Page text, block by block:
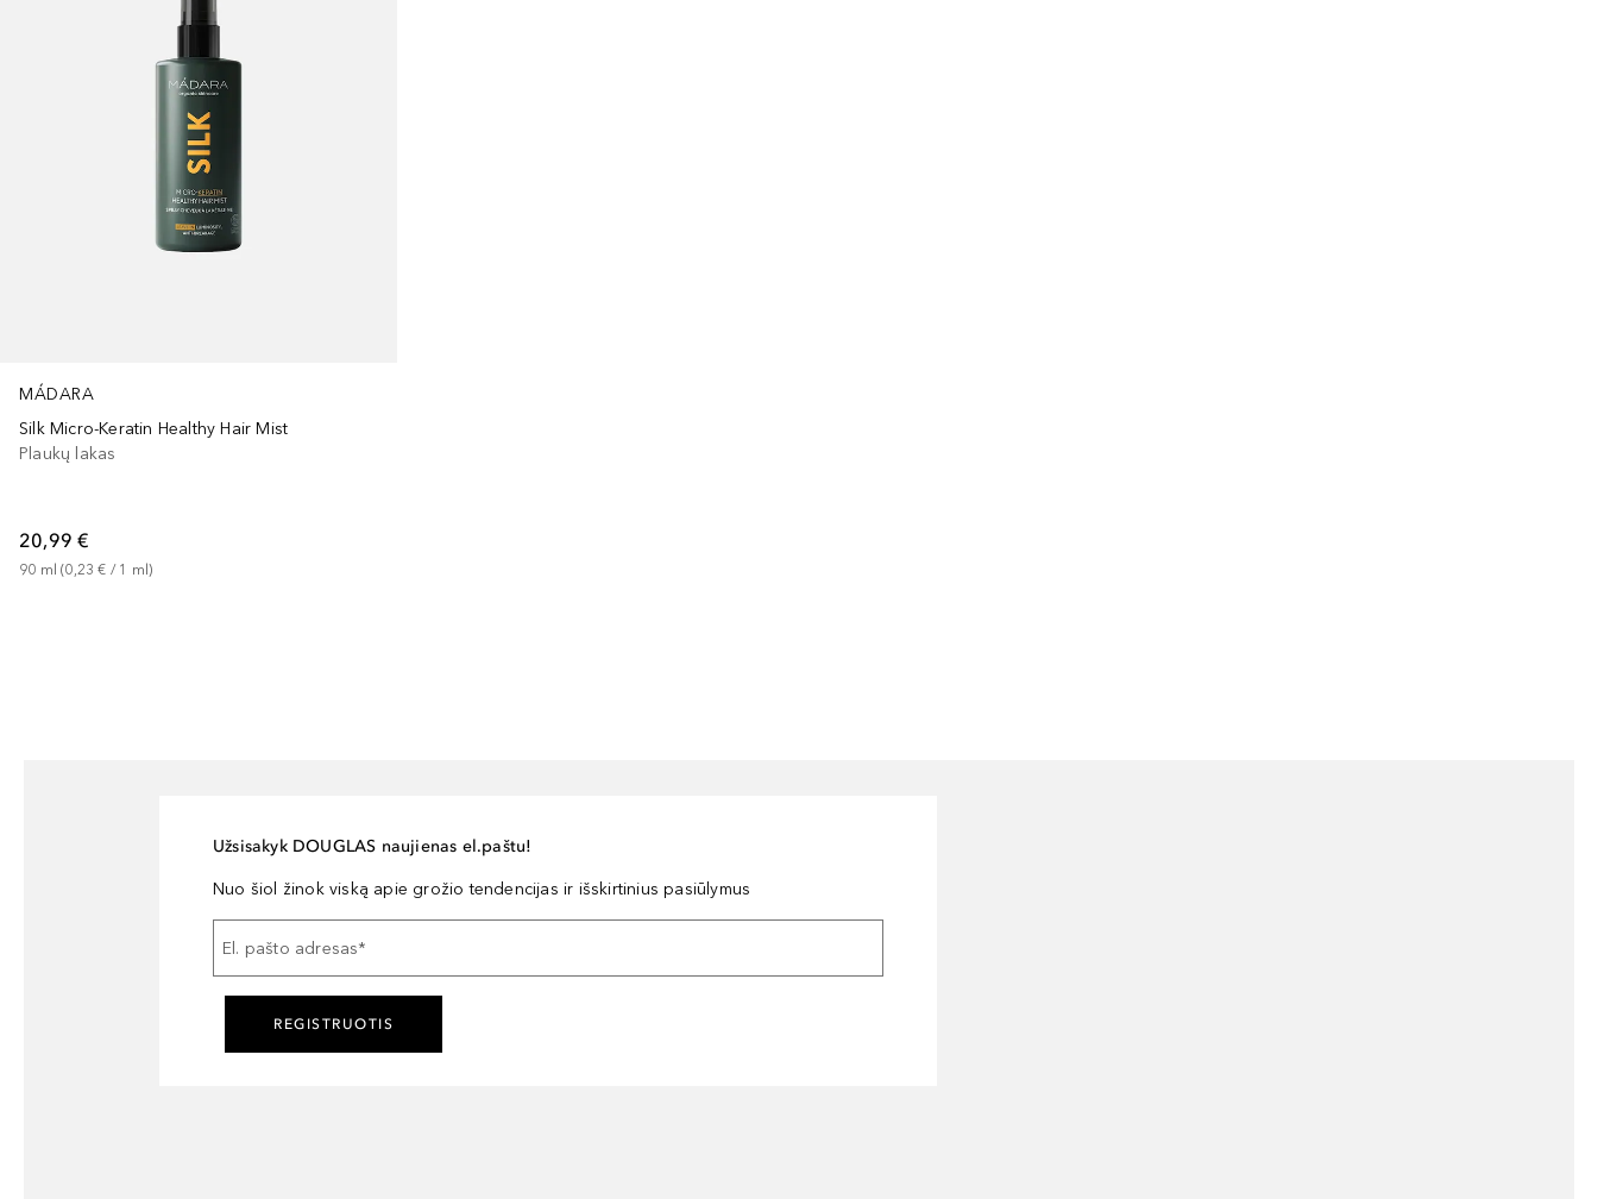
MÁDARA
Silk Micro-Keratin Healthy Hair Mist
Plaukų lakas
20,99 €
90 ml (0,23 € / 1 ml)
Užsisakyk DOUGLAS naujienas el.paštu!
Nuo šiol žinok viską apie grožio tendencijas ir išskirtinius pasiūlymus
El. pašto adresas*
REGISTRUOTIS